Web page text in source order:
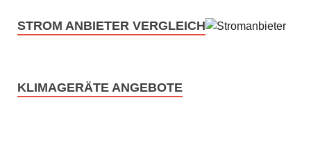
STROM ANBIETER VERGLEICH
KLIMAGERÄTE ANGEBOTE